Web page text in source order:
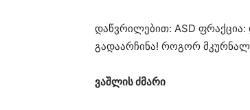
დაწვრილებით: ASD
გადაარჩინა! როგორ
ვაშლის ძმარი